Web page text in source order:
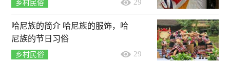
乡村民俗 29
哈尼族的简介 哈尼族的服饰，哈
尼族的节日习俗
乡村民俗 29